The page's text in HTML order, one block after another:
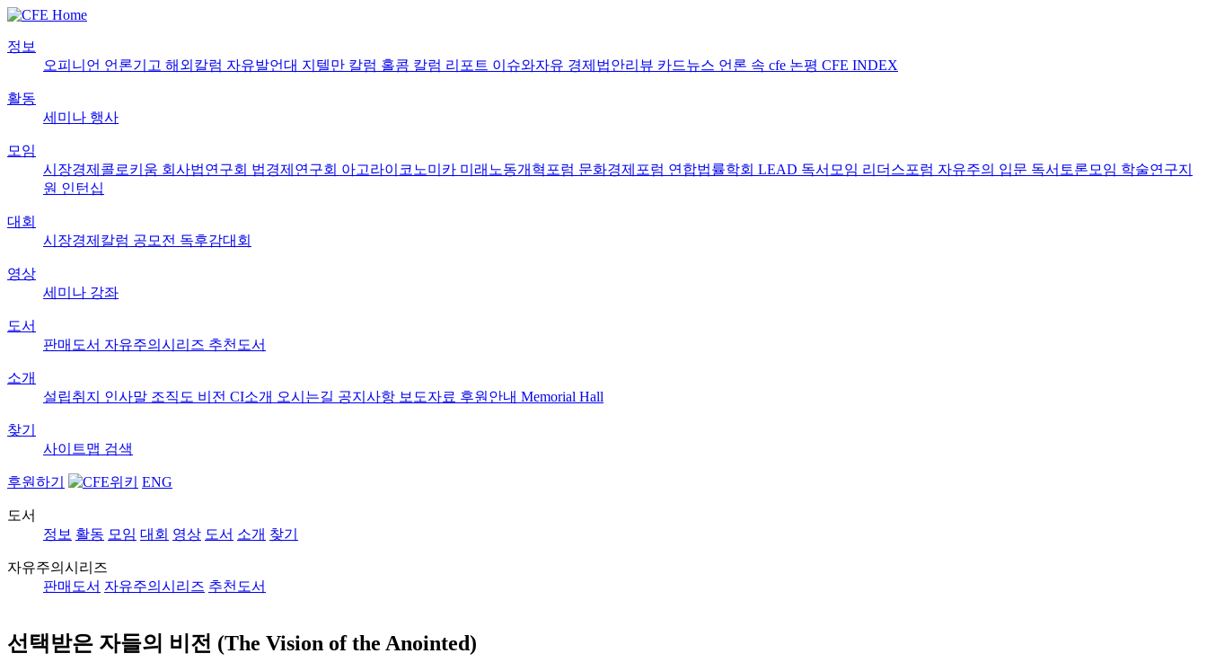
정보
오피니언 언론기고 해외칼럼 자유발언대 지텔만 칼럼 홀콤 칼럼 리포트 이슈와자유 경제법안리뷰 카드뉴스 언론 속 cfe 논평 CFE INDEX
활동
세미나 행사
모임
시장경제콜로키움 회사법연구회 법경제연구회 아고라이코노미카 미래노동개혁포럼 문화경제포럼 연합법률학회 LEAD 독서모임 리더스포럼 자유주의 입문 독서토론모임 학술연구지
원 인턴십
대회
시장경제칼럼 공모전 독후감대회
영상
세미나 강좌
도서
판매도서 자유주의시리즈 추천도서
소개
설립취지 인사말 조직도 비전 CI소개 오시는길 공지사항 보도자료 후원안내 Memorial Hall
찾기
사이트맵 검색
후원하기 ENG
도서
정보 활동 모임 대회 영상 도서 소개 찾기
자유주의시리즈
판매도서 자유주의시리즈 추천도서
선택받은 자들의 비전 (The Vision of the Anointed)